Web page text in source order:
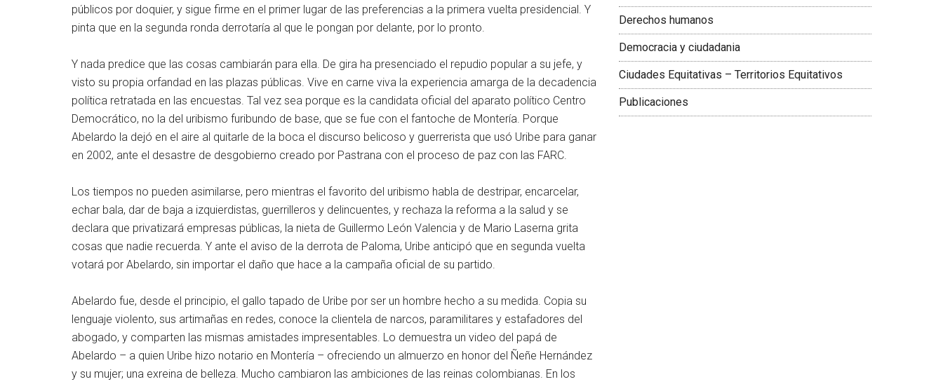
públicos por doquier, y sigue firme en el primer lugar de las preferencias a la primera vuelta presidencial. Y
pinta que en la segunda ronda derrotaría al que le pongan por delante, por lo pronto.
Y nada predice que las cosas cambiarán para ella. De gira ha presenciado el repudio popular a su jefe, y
visto su propia orfandad en las plazas públicas. Vive en carne viva la experiencia amarga de la decadencia
política retratada en las encuestas. Tal vez sea porque es la candidata oficial del aparato político Centro
Democrático, no la del uribismo furibundo de base, que se fue con el fantoche de Montería. Porque
Abelardo la dejó en el aire al quitarle de la boca el discurso belicoso y guerrerista que usó Uribe para ganar
en 2002, ante el desastre de desgobierno creado por Pastrana con el proceso de paz con las FARC.
Los tiempos no pueden asimilarse, pero mientras el favorito del uribismo habla de destripar, encarcelar,
echar bala, dar de baja a izquierdistas, guerrilleros y delincuentes, y rechaza la reforma a la salud y se
declara que privatizará empresas públicas, la nieta de Guillermo León Valencia y de Mario Laserna grita
cosas que nadie recuerda. Y ante el aviso de la derrota de Paloma, Uribe anticipó que en segunda vuelta
votará por Abelardo, sin importar el daño que hace a la campaña oficial de su partido.
Abelardo fue, desde el principio, el gallo tapado de Uribe por ser un hombre hecho a su medida. Copia su
lenguaje violento, sus artimañas en redes, conoce la clientela de narcos, paramilitares y estafadores del
abogado, y comparten las mismas amistades impresentables. Lo demuestra un video del papá de
Abelardo – a quien Uribe hizo notario en Montería – ofreciendo un almuerzo en honor del Ñeñe Hernández
y su mujer; una exreina de belleza. Mucho cambiaron las ambiciones de las reinas colombianas. En los
Derechos humanos
Democracia y ciudadania
Ciudades Equitativas – Territorios Equitativos
Publicaciones